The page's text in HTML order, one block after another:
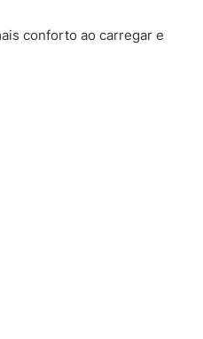
conforto ao carregar e